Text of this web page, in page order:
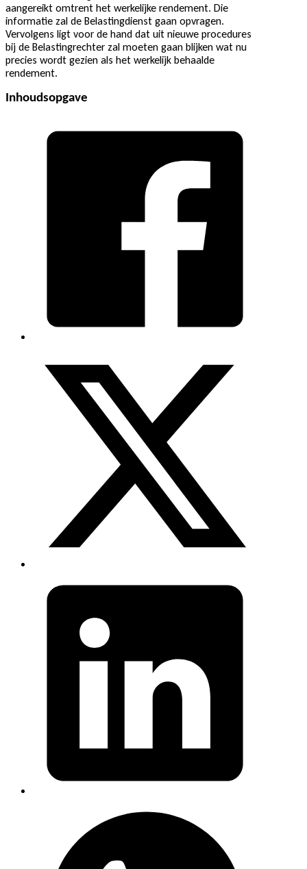
aangereikt omtrent het werkelijke rendement. Die
informatie zal de Belastingdienst gaan opvragen.
Vervolgens ligt voor de hand dat uit nieuwe procedures
bij de Belastingrechter zal moeten gaan blijken wat nu
precies wordt gezien als het werkelijk behaalde
rendement.
Inhoudsopgave